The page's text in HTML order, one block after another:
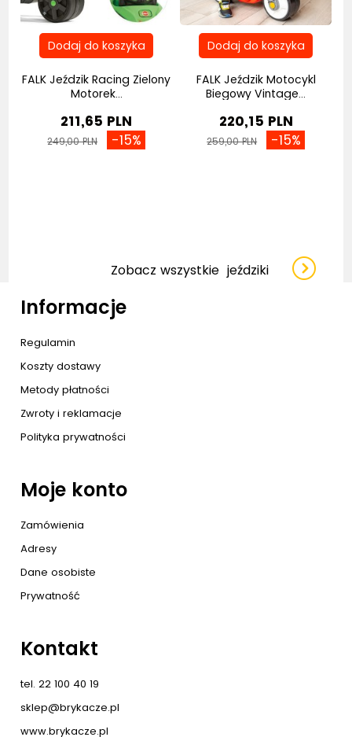
FALK Jeździk Racing Zielony
Motorek...
211,65 PLN
249,00 PLN -15%
FALK Jeździk Motocykl
Biegowy Vintage...
220,15 PLN
259,00 PLN -15%
Zobacz wszystkie jeździki
Informacje
Regulamin
Koszty dostawy
Metody płatności
Zwroty i reklamacje
Polityka prywatności
Moje konto
Zamówienia
Adresy
Dane osobiste
Prywatność
Kontakt
tel. 22 100 40 19
sklep@brykacze.pl
www.brykacze.pl